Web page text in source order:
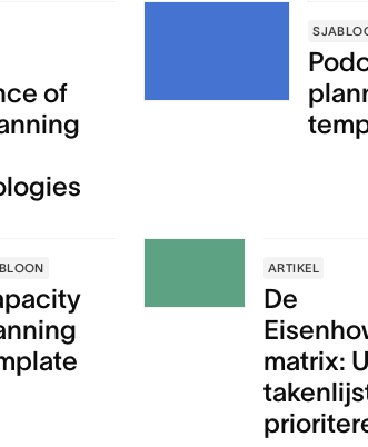
of
ARTIKEL
De
matrix: